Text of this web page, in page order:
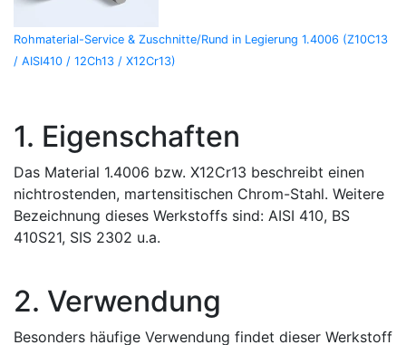
Rohmaterial-Service & Zuschnitte/Rund in Legierung 1.4006 (Z10C13
/ AISI410 / 12Ch13 / X12Cr13)
1. Eigenschaften
Das Material 1.4006 bzw. X12Cr13 beschreibt einen
nichtrostenden, martensitischen Chrom-Stahl. Weitere
Bezeichnung dieses Werkstoffs sind: AISI 410, BS
410S21, SIS 2302 u.a.
2. Verwendung
Besonders häufige Verwendung findet dieser Werkstoff